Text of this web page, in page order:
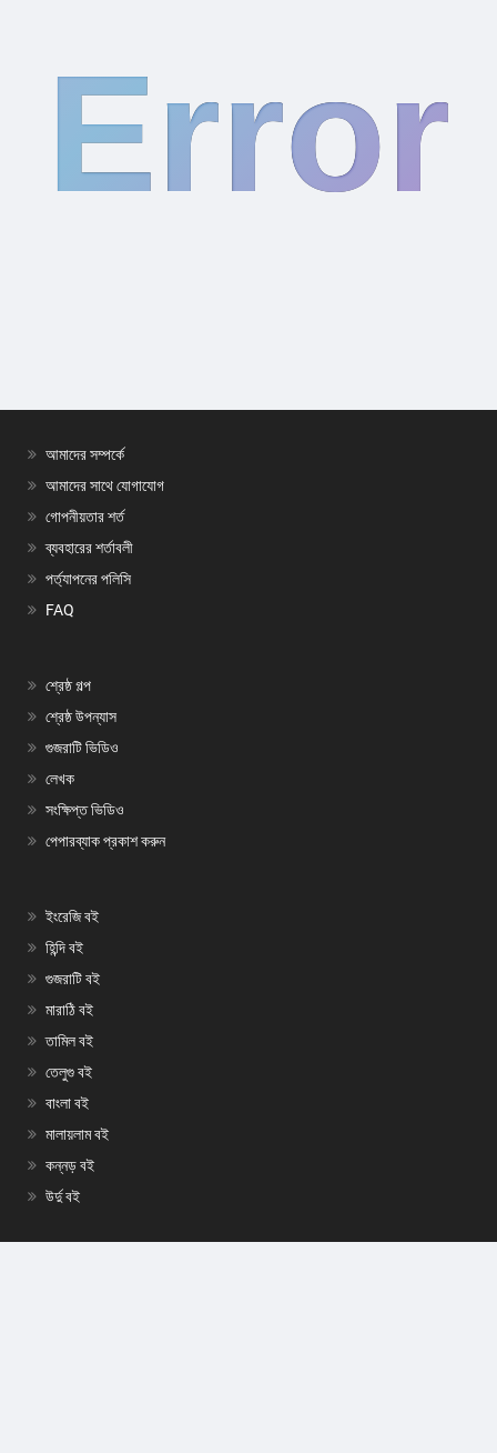
Error
আমাদের সম্পর্কে
আমাদের সাথে যোগাযোগ
গোপনীয়তার শর্ত
ব্যবহারের শর্তাবলী
পর্ত্যাপনের পলিসি
FAQ
শ্রেষ্ঠ গল্প
শ্রেষ্ঠ উপন্যাস
গুজরাটি ভিডিও
লেখক
সংক্ষিপ্ত ভিডিও
পেপারব্যাক প্রকাশ করুন
ইংরেজি বই
হিন্দি বই
গুজরাটি বই
মারাঠি বই
তামিল বই
তেলুগু বই
বাংলা বই
মালায়লাম বই
কন্নড় বই
উর্দু বই